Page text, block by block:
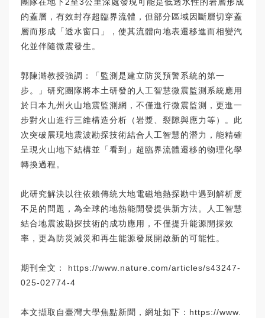
團隊在地下2至3公里深處發現可能是低透水性的岩層形成
的蓋層，有效封存超臨界流體，但部分區域因斷層切穿蓋
層而形成「透水窗口」，使其流體向地表遷移進而相變汽
化並伴隨微震發生。
郭陳澔教授強調：「監測是建立防災預警系統的第一
步。」研究團隊將本土研發的人工智慧微震監測系統應用
於日本九州火山地震監測網，不僅進行微震監測，更進一
步對火山進行三維構造分析（岩漿、裂隙與應力等）。此
次突破展現地震波勘探技術結合人工智慧的潛力，能精確
呈現火山地下結構並「看到」超臨界流體遷移的物理化學
轉換過程。
此研究解決以往依賴傳統大地電磁地熱探勘中遇到解析度
不足的問題，為全球的地熱能開發提供新方法。人工智慧
結合地震波勘探技術的成功應用，不僅提升能源開採效
率，更為防災減災和再生能源發展開啟新的可能性。
期刊全文： https://www.nature.com/articles/s43247-
025-02774-4
本文擷取自臺灣大學焦點新聞，網址如下： https://www.